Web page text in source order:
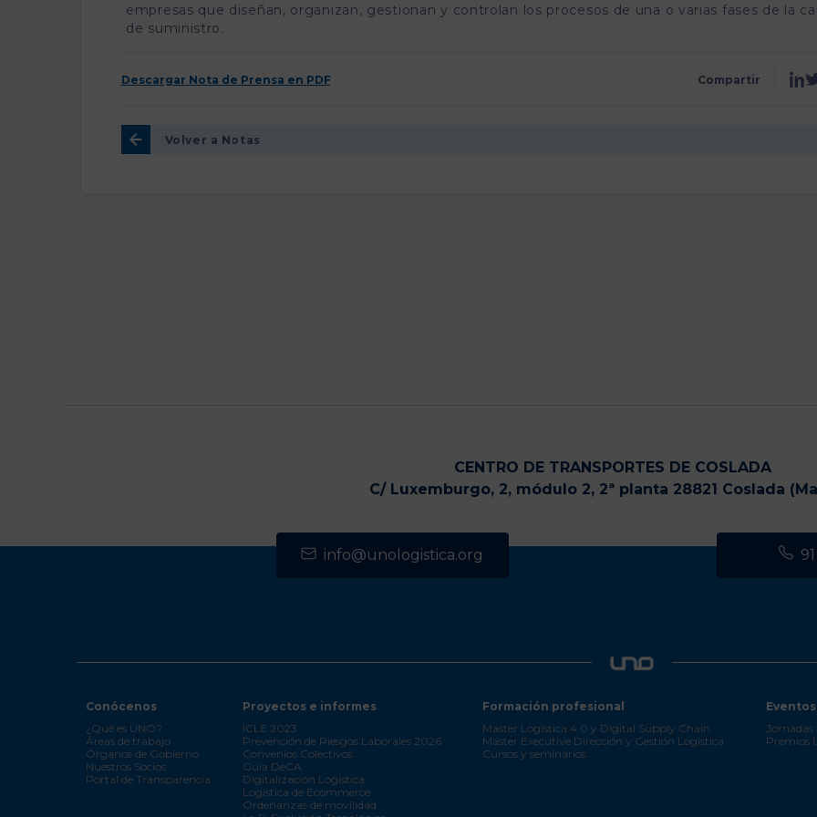
empresas que diseñan, organizan, gestionan y controlan los procesos de una o varias fases de la
de suministro.
Descargar Nota de Prensa en PDF Compartir
Volver a Notas
CENTRO DE TRANSPORTES DE COSLADA
C/ Luxemburgo, 2, módulo 2, 2ª planta 28821 Coslada
info@unologistica.org
Conócenos
¿Qué es UNO?
Áreas de trabajo
Órganos de Gobierno
Nuestros Socios
Portal de Transparencia
Proyectos e informes
ICLE 2023
Prevención de Riesgos Laborales 2026
Convenios Colectivos
Guía DeCA
Digitalización Logística
Logística de Ecommerce
Ordenanzas de movilidad
Formación profesional
Máster Logística 4.0 y Digital Supply Chain
Máster Executive Dirección y Gestión Logística
Cursos y seminarios
Eventos
Jornadas
Premios